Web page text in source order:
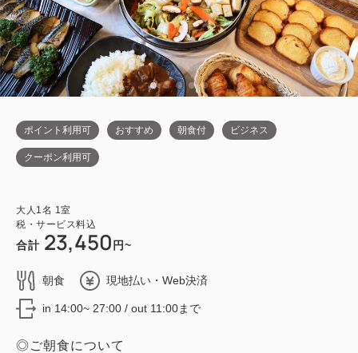
ポイント利用可 おすすめ 朝食付 ビジネス
クーポン利用可
大人 1 名 1 室
税・サービス料込
合計 23,450 円~
朝食 現地払い・Web決済
in 14:00~ 27:00 / out 11:00まで
◎ご朝食について